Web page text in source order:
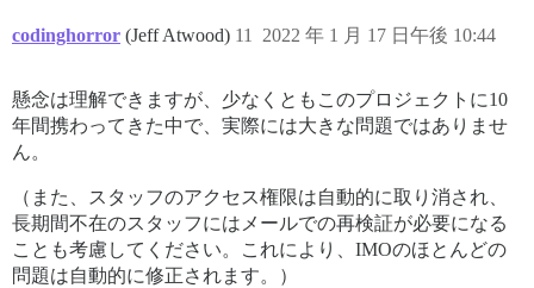
codinghorror (Jeff Atwood) 2022 年 1 月 17 日午後 10:44
11
懸念は理解できますが、少なくともこのプロジェクトに10
年間携わってきた中で、実際には大きな問題ではありませ
ん。
（また、スタッフのアクセス権限は自動的に取り消され、
長期間不在のスタッフにはメールでの再検証が必要になる
ことも考慮してください。これにより、IMOのほとんどの
問題は自動的に修正されます。）